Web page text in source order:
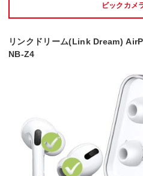
ビックカメ
リンクドリーム(Link Dream)
NB-Z4